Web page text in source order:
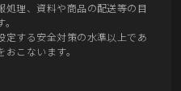
処理、資料や商品の配送等の目
定する安全対策の水準以上であ
こないます。